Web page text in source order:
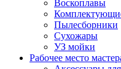
Воскоплавы
Пылесборники
Сухожары
УЗ мойки
Рабочее место